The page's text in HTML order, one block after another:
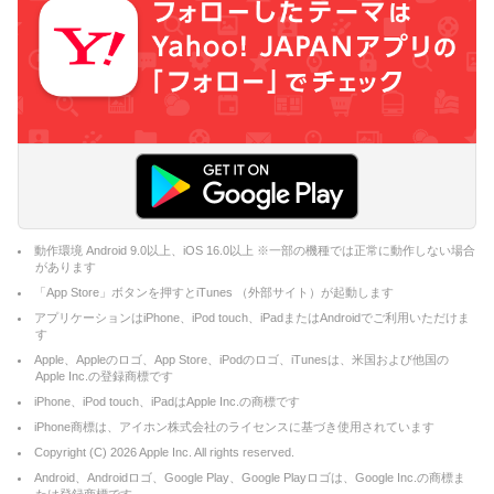
動作環境 Android 9.0以上、iOS 16.0以上 ※一部の機種では正常に動作しない場合
があります
「App Store」ボタンを押すとiTunes （外部サイト）が起動します
アプリケーションはiPhone、iPod touch、iPadまたはAndroidでご利用いただけま
す
Apple、Appleのロゴ、App Store、iPodのロゴ、iTunesは、米国および他国の
Apple Inc.の登録商標です
iPhone、iPod touch、iPadはApple Inc.の商標です
iPhone商標は、アイホン株式会社のライセンスに基づき使用されています
Copyright (C) 2026Apple Inc. All rights reserved.
Android、Androidロゴ、Google Play、Google Playロゴは、Google Inc.の商標ま